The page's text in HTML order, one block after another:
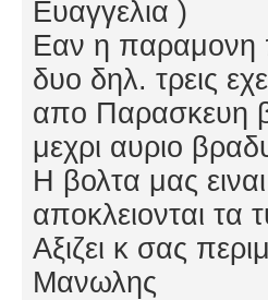
Ευαγγελια )
Εαν η παραμονη
δυο δηλ. τρεις
απο Παρασκευη
μεχρι αυριο
Η βολτα μας
αποκλειονται τα
Αξιζει κ σας
Μανωλης